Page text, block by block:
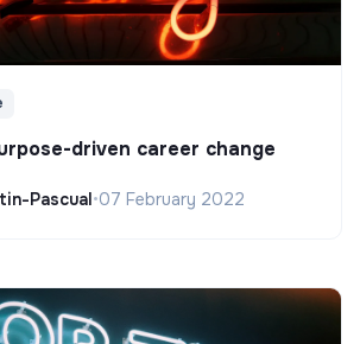
driven career change
Pascual•07 February 2022